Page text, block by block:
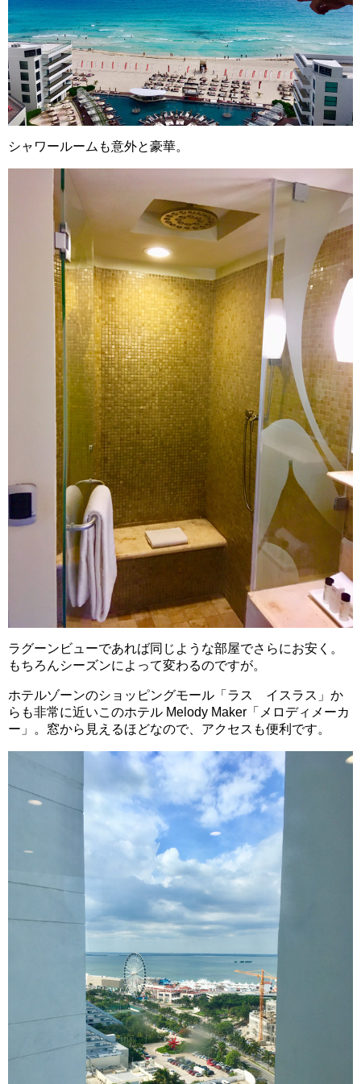
シャワールームも意外と豪華。
ラグーンビューであれば同じような部屋でさらにお安く。
もちろんシーズンによって変わるのですが。
ホテルゾーンのショッピングモール「ラス イスラス」か
らも非常に近いこのホテル Melody Maker「メロディメーカ
ー」。窓から見えるほどなので、アクセスも便利です。